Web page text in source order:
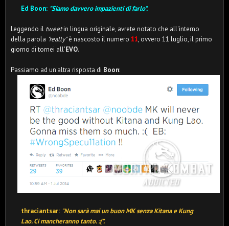
Ed Boon: "Siamo davvero impazienti di farlo".
Leggendo il tweetin lingua originale, avrete notato che all'interno
della parola "really"è nascosto il numero 11, ovvero 11 luglio, il primo
giorno di tornei all'EVO.
Passiamo ad un'altra risposta di Boon:
thraciantsar: "Non sarà mai un buon MK senza Kitana e Kung
Lao. Ci mancheranno tanto. :(".